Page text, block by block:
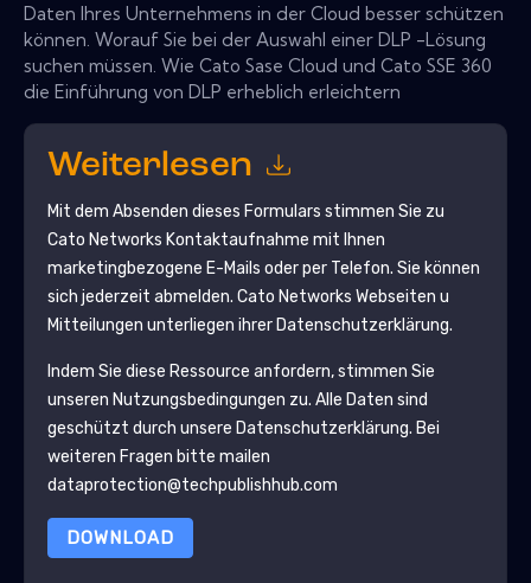
Daten Ihres Unternehmens in der Cloud besser schützen
können. Worauf Sie bei der Auswahl einer DLP -Lösung
suchen müssen. Wie Cato Sase Cloud und Cato SSE 360
die Einführung von DLP erheblich erleichtern
Weiterlesen
Mit dem Absenden dieses Formulars stimmen Sie zu
Cato Networks Kontaktaufnahme mit Ihnen
marketingbezogene E-Mails oder per Telefon. Sie können
sich jederzeit abmelden. Cato Networks Webseiten u
Mitteilungen unterliegen ihrer Datenschutzerklärung.
Indem Sie diese Ressource anfordern, stimmen Sie
unseren Nutzungsbedingungen zu. Alle Daten sind
geschützt durch unsere Datenschutzerklärung. Bei
weiteren Fragen bitte mailen
dataprotection@techpublishhub.com
DOWNLOAD